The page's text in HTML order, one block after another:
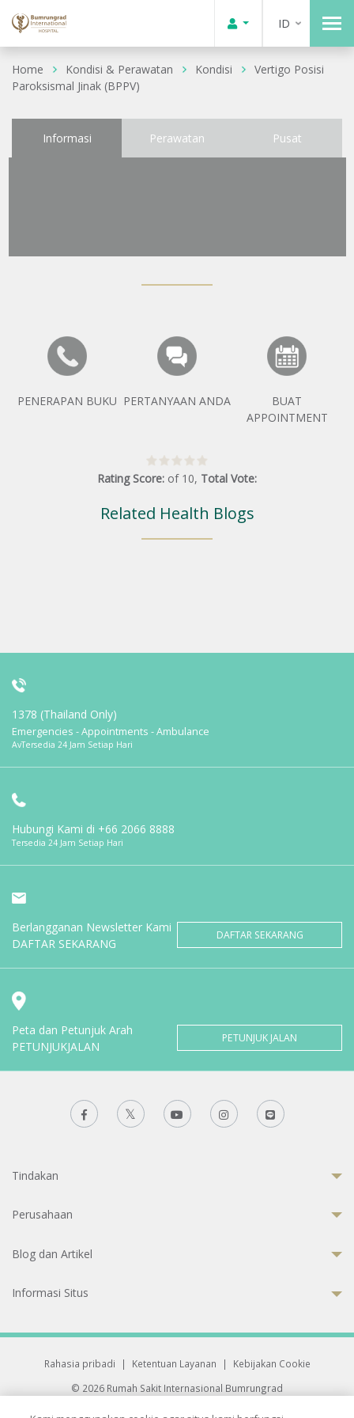
ID
Home Kondisi & Perawatan Kondisi
Vertigo Posisi
Paroksismal Jinak (BPPV)
Informasi Perawatan Pusat
PENERAPAN BUKU PERTANYAAN ANDA
BUAT
APPOINTMENT
Rating Score: of 10, Total Vote:
Related Health Blogs
1378 (Thailand Only)
Emergencies - Appointments - Ambulance
AvTersedia 24 Jam Setiap Hari
Hubungi Kami di +66 2066 8888
Tersedia 24 Jam Setiap Hari
Berlangganan Newsletter Kami
DAFTAR SEKARANG
DAFTAR SEKARANG
Peta dan Petunjuk Arah
PETUNJUKJALAN
PETUNJUK JALAN
Tindakan
Perusahaan
Blog dan Artikel
Informasi Situs
Rahasia pribadi | Ketentuan Layanan |
Kebijakan Cookie
© 2026 Rumah Sakit Internasional Bumrungrad